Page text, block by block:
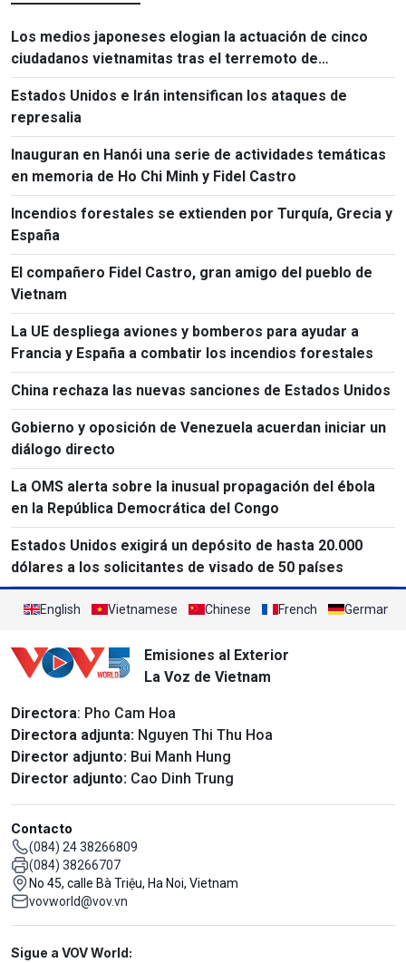
Los medios japoneses elogian la actuación de cinco
ciudadanos vietnamitas tras el terremoto de
Kumamoto
Estados Unidos e Irán intensifican los ataques de
represalia
Inauguran en Hanói una serie de actividades temáticas
en memoria de Ho Chi Minh y Fidel Castro
Incendios forestales se extienden por Turquía, Grecia y
España
El compañero Fidel Castro, gran amigo del pueblo de
Vietnam
La UE despliega aviones y bomberos para ayudar a
Francia y España a combatir los incendios forestales
China rechaza las nuevas sanciones de Estados Unidos
Gobierno y oposición de Venezuela acuerdan iniciar un
diálogo directo
La OMS alerta sobre la inusual propagación del ébola
en la República Democrática del Congo
Estados Unidos exigirá un depósito de hasta 20.000
dólares a los solicitantes de visado de 50 países
English Vietnamese Chinese French German
Emisiones al Exterior
La Voz de Vietnam
Directora: Pho Cam Hoa
Directora adjunta: Nguyen Thi Thu Hoa
Director adjunto: Bui Manh Hung
Director adjunto: Cao Dinh Trung
Contacto
(084) 24 38266809
(084) 38266707
No 45, calle Bà Triệu, Ha Noi, Vietnam
vovworld@vov.vn
Mạng xã hội
Sigue a VOV World: